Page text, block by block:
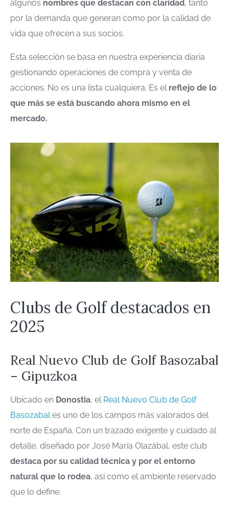
algunos nombres que destacan con claridad, tanto
por la demanda que generan como por la calidad de
vida que ofrecen a sus socios.
Esta selección se basa en nuestra experiencia diaria
gestionando operaciones de compra y venta de
acciones. No es una lista cualquiera. Es elreflejo de lo
que más se está buscando ahora mismo en el
mercado.
Clubs de Golf destacados en
2025
Real Nuevo Club de Golf Basozabal
– Gipuzkoa
Ubicado en Donostia, el Real Nuevo Club de Golf
Basozabales uno de los campos más valorados del
norte de España. Con un trazado exigente y cuidado al
detalle, diseñado por José María Olazábal, este club
destaca por su calidad técnica y por el entorno
natural que lo rodea, así como el ambiente reservado
que lo define.